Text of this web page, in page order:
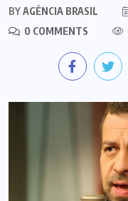
BYAGÊNCIA BRASIL
0 COMMENTS